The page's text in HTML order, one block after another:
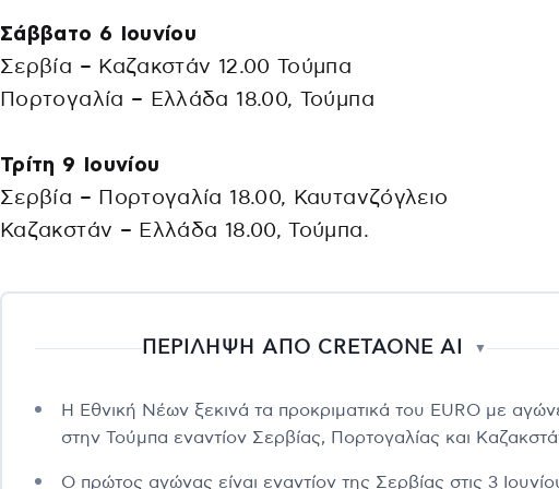
Σάββατο 6 Ιουνίου
Σερβία – Καζακστάν 12.00 Τούμπα
Πορτογαλία – Ελλάδα 18.00, Τούμπα
Τρίτη 9 Ιουνίου
Σερβία – Πορτογαλία 18.00, Καυτανζόγλειο
Καζακστάν – Ελλάδα 18.00, Τούμπα.
ΠΕΡΙΛΗΨΗ ΑΠΟ CRETAONE AI ▼
Η Εθνική Νέων ξεκινά τα προκριματικά του EURO με
στην Τούμπα εναντίον Σερβίας, Πορτογαλίας και
Ο πρώτος αγώνας είναι εναντίον της Σερβίας στις 3